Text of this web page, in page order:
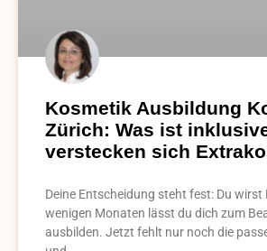
Kosmetik Ausbildung
Zürich: Was ist
verstecken sich
Deine Entscheidung steht fest: Du wirst
wenigen Monaten lässt du dich zum
ausbilden. Jetzt fehlt nur noch die